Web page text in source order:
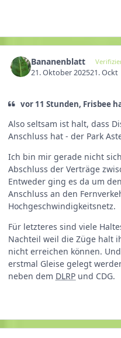
Bananenblatt
21. Oktober 202521. Ockt
vor 11 Stunden, Frisbee
Also seltsam ist halt, dass
Anschluss hat - der Park
Ich bin mir gerade nicht
Abschluss der Verträge
Entweder ging es da um
Anschluss an den
Hochgeschwindigkeitsnetz.
Für letzteres sind viele
Nachteil weil die Züge halt
nicht erreichen können.
erstmal Gleise gelegt
neben dem DLRP und CDG.